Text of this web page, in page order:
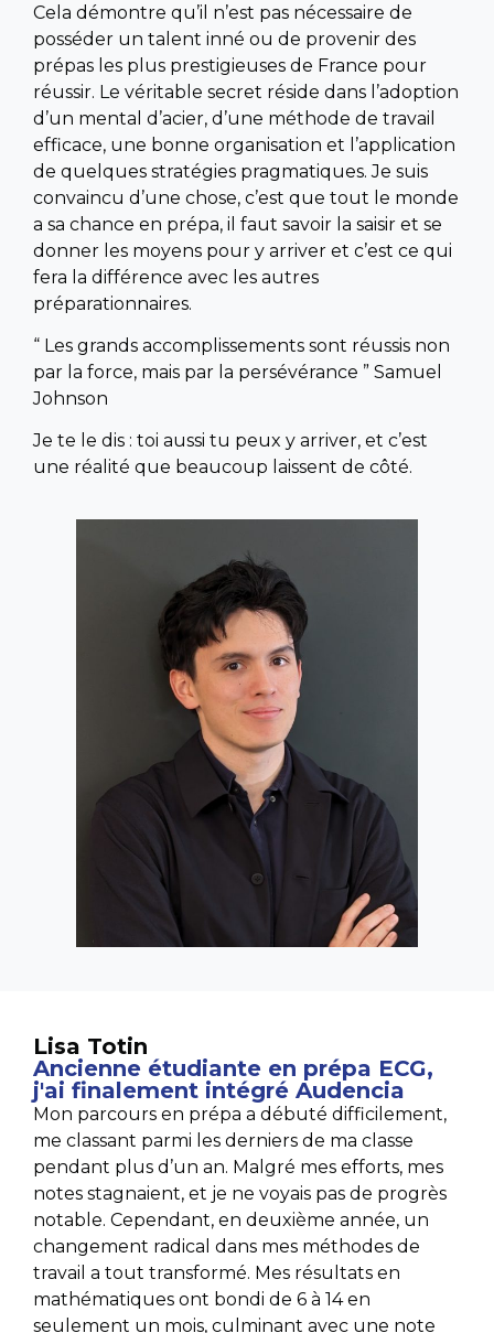
Cela démontre qu’il n’est pas nécessaire de
posséder un talent inné ou de provenir des
prépas les plus prestigieuses de France pour
réussir. Le véritable secret réside dans l’adoption
d’un mental d’acier, d’une méthode de travail
efficace, une bonne organisation et l’application
de quelques stratégies pragmatiques. Je suis
convaincu d’une chose, c’est que tout le monde
a sa chance en prépa, il faut savoir la saisir et se
donner les moyens pour y arriver et c’est ce qui
fera la différence avec les autres
préparationnaires.
“ Les grands accomplissements sont réussis non
par la force, mais par la persévérance ” Samuel
Johnson
Je te le dis : toi aussi tu peux y arriver, et c’est
une réalité que beaucoup laissent de côté.
Lisa Totin
Ancienne étudiante en prépa ECG,
j'ai finalement intégré Audencia
Mon parcours en prépa a débuté difficilement,
me classant parmi les derniers de ma classe
pendant plus d’un an. Malgré mes efforts, mes
notes stagnaient, et je ne voyais pas de progrès
notable. Cependant, en deuxième année, un
changement radical dans mes méthodes de
travail a tout transformé. Mes résultats en
mathématiques ont bondi de 6 à 14 en
seulement un mois, culminant avec une note